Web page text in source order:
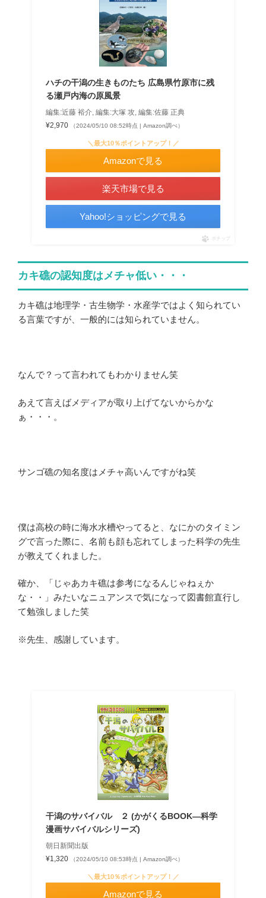
ハチの干潟の生きものたち 広島県竹原市に残
る瀬戸内海の原風景
編集:近藤 裕介, 編集:大塚 攻, 編集:佐藤 正典
¥2,970
（2024/05/10 08:52時点 | Amazon調べ）
＼最大10％ポイントアップ！／
Amazonで見る
楽天市場で見る
Yahoo!ショッピングで見る
ポチップ
カキ礁の認知度はメチャ低い・・・
カキ礁は地理学・古生物学・水産学ではよく知られてい
る言葉ですが、一般的には知られていません。
なんで？って言われてもわかりません笑
あえて言えばメディアが取り上げてないからかな
ぁ・・・。
サンゴ礁の知名度はメチャ高いんですがね笑
僕は高校の時に海水水槽やってると、なにかのタイミン
グで言った際に、名前も顔も忘れてしまった科学の先生
が教えてくれました。
確か、「じゃあカキ礁は参考になるんじゃねぇか
な・・」みたいなニュアンスで気になって図書館直行し
て勉強しました笑
※先生、感謝しています。
干潟のサバイバル ２ (かがくるBOOK―科学
漫画サバイバルシリーズ)
朝日新聞出版
¥1,320
（2024/05/10 08:53時点 | Amazon調べ）
＼最大10％ポイントアップ！／
Amazonで見る